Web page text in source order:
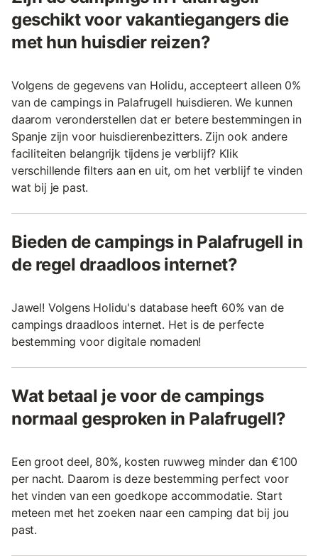
geschikt voor vakantiegangers die
met hun huisdier reizen?
Volgens de gegevens van Holidu, accepteert alleen 0%
van de campings in Palafrugell huisdieren. We kunnen
daarom veronderstellen dat er betere bestemmingen in
Spanje zijn voor huisdierenbezitters. Zijn ook andere
faciliteiten belangrijk tijdens je verblijf? Klik
verschillende filters aan en uit, om het verblijf te vinden
wat bij je past.
Bieden de campings in Palafrugell in
de regel draadloos internet?
Jawel! Volgens Holidu's database heeft 60% van de
campings draadloos internet. Het is de perfecte
bestemming voor digitale nomaden!
Wat betaal je voor de campings
normaal gesproken in Palafrugell?
Een groot deel, 80%, kosten ruwweg minder dan €100
per nacht. Daarom is deze bestemming perfect voor
het vinden van een goedkope accommodatie. Start
meteen met het zoeken naar een camping dat bij jou
past.